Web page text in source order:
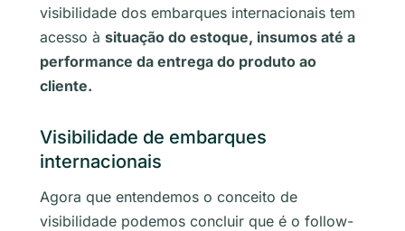
visibilidade dos embarques internacionais tem
acesso à situação do estoque, insumos até a
performance da entrega do produto ao
cliente.
Visibilidade de embarques
internacionais
Agora que entendemos o conceito de
visibilidade podemos concluir que é o follow-